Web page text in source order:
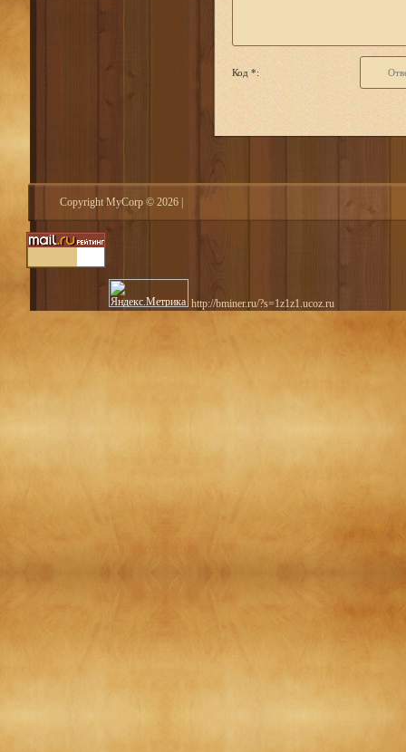
Код *:
Copyright MyCorp © 2026
http://bminer.ru/?s=1z1z1.ucoz.ru